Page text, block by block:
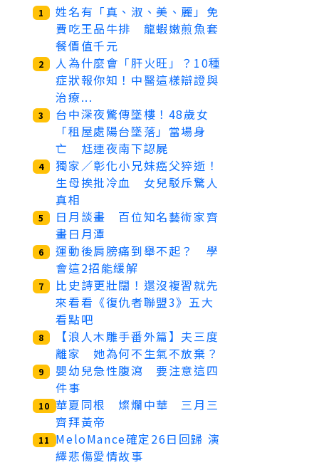
1
姓名有「真、淑、美、麗」免
費吃王品牛排 龍蝦嫩煎魚套
餐價值千元
2
人為什麼會「肝火旺」？10種
症狀報你知！中醫這樣辯證與
治療...
3
台中深夜驚傳墜樓！48歲女
「租屋處陽台墜落」當場身
亡 尪連夜南下認屍
4
獨家／彰化小兄妹癌父猝逝！
生母挨批冷血 女兒駁斥驚人
真相
5
日月談畫 百位知名藝術家齊
畫日月潭
6
運動後肩膀痛到舉不起？ 學
會這2招能緩解
7
比史詩更壯闊！還沒複習就先
來看看《復仇者聯盟3》五大
看點吧
8
【浪人木雕手番外篇】夫三度
離家 她為何不生氣不放棄？
9
嬰幼兒急性腹瀉 要注意這四
件事
10 華夏同根 燦爛中華 三月三
齊拜黃帝
11
MeloMance確定26日回歸 演
繹悲傷愛情故事